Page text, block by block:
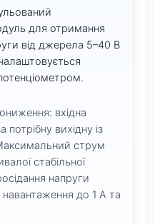
для отримання
від джерела 5–40 В
вхідна
вихідну із
струм
стабільної
напруги
навантаження до 1 А та